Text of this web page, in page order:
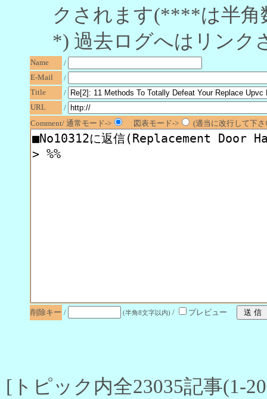
クされます(****は半角
*) 過去ログへはリンク
Name
/
E-Mail
/
Title
/
URL
/
Comment/ 通常モード->
図表モード-> (適当に改行して下
削除キー / (半角8文字以内) / プレビュー
[トピック内全23035記事(1-